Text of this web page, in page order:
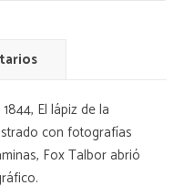
El lápiz de la
con fotografías
Fox Talbor abrió